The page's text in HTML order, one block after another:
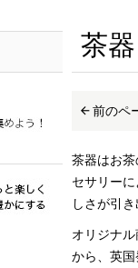
茶
前のペ
茶器はお
セサリー
しさが引き
オリジナ
から、英